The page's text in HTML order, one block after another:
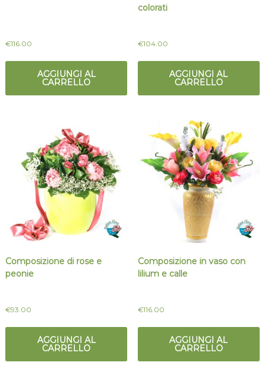
€116.00
AGGIUNGI AL
CARRELLO
colorati
€104.00
AGGIUNGI AL
CARRELLO
Composizione di rose e
peonie
€93.00
AGGIUNGI AL
CARRELLO
Composizione in vaso con
lilium e calle
€116.00
AGGIUNGI AL
CARRELLO